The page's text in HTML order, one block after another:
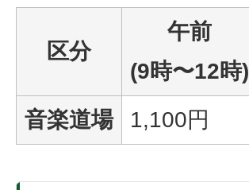
区分
午前
(9時〜12時)
音楽道場
1,100円